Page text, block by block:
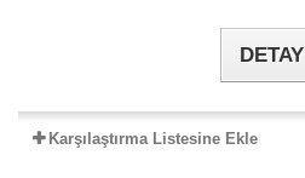
DETAY
Karşılaştırma Listesine Ekle